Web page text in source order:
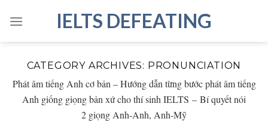
IELTS DEFEATING
CATEGORY ARCHIVES: PRONUNCIATION
Phát âm tiếng Anh cơ bản – Hướng dẫn từng bước phát âm tiếng
Anh giống giọng bản xứ cho thí sinh IELTS – Bí quyết nói
2 giọng Anh-Anh, Anh-Mỹ